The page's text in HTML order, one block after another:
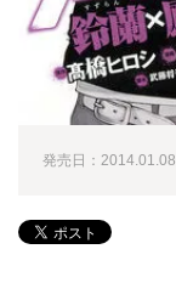
発売日：2014.01.08